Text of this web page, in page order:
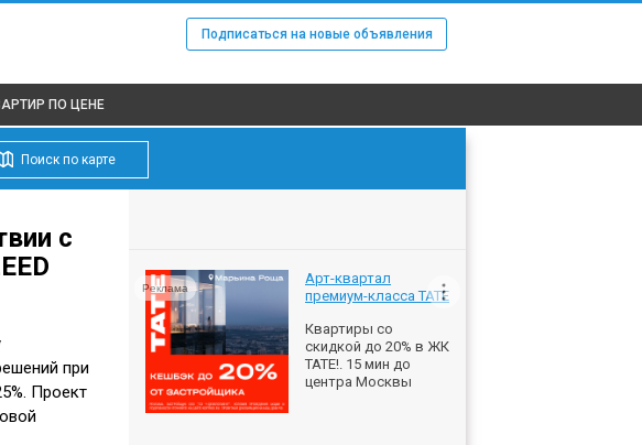
Подписаться на новые объявления
ПО ЦЕНЕ
Поиск по карте
с
при
Проект
Арт-квартал
премиум-класса ТАТЕ
Квартиры со
скидкой до 20% в ЖК
ТАТЕ!. 15 мин до
центра Москвы
Реклама